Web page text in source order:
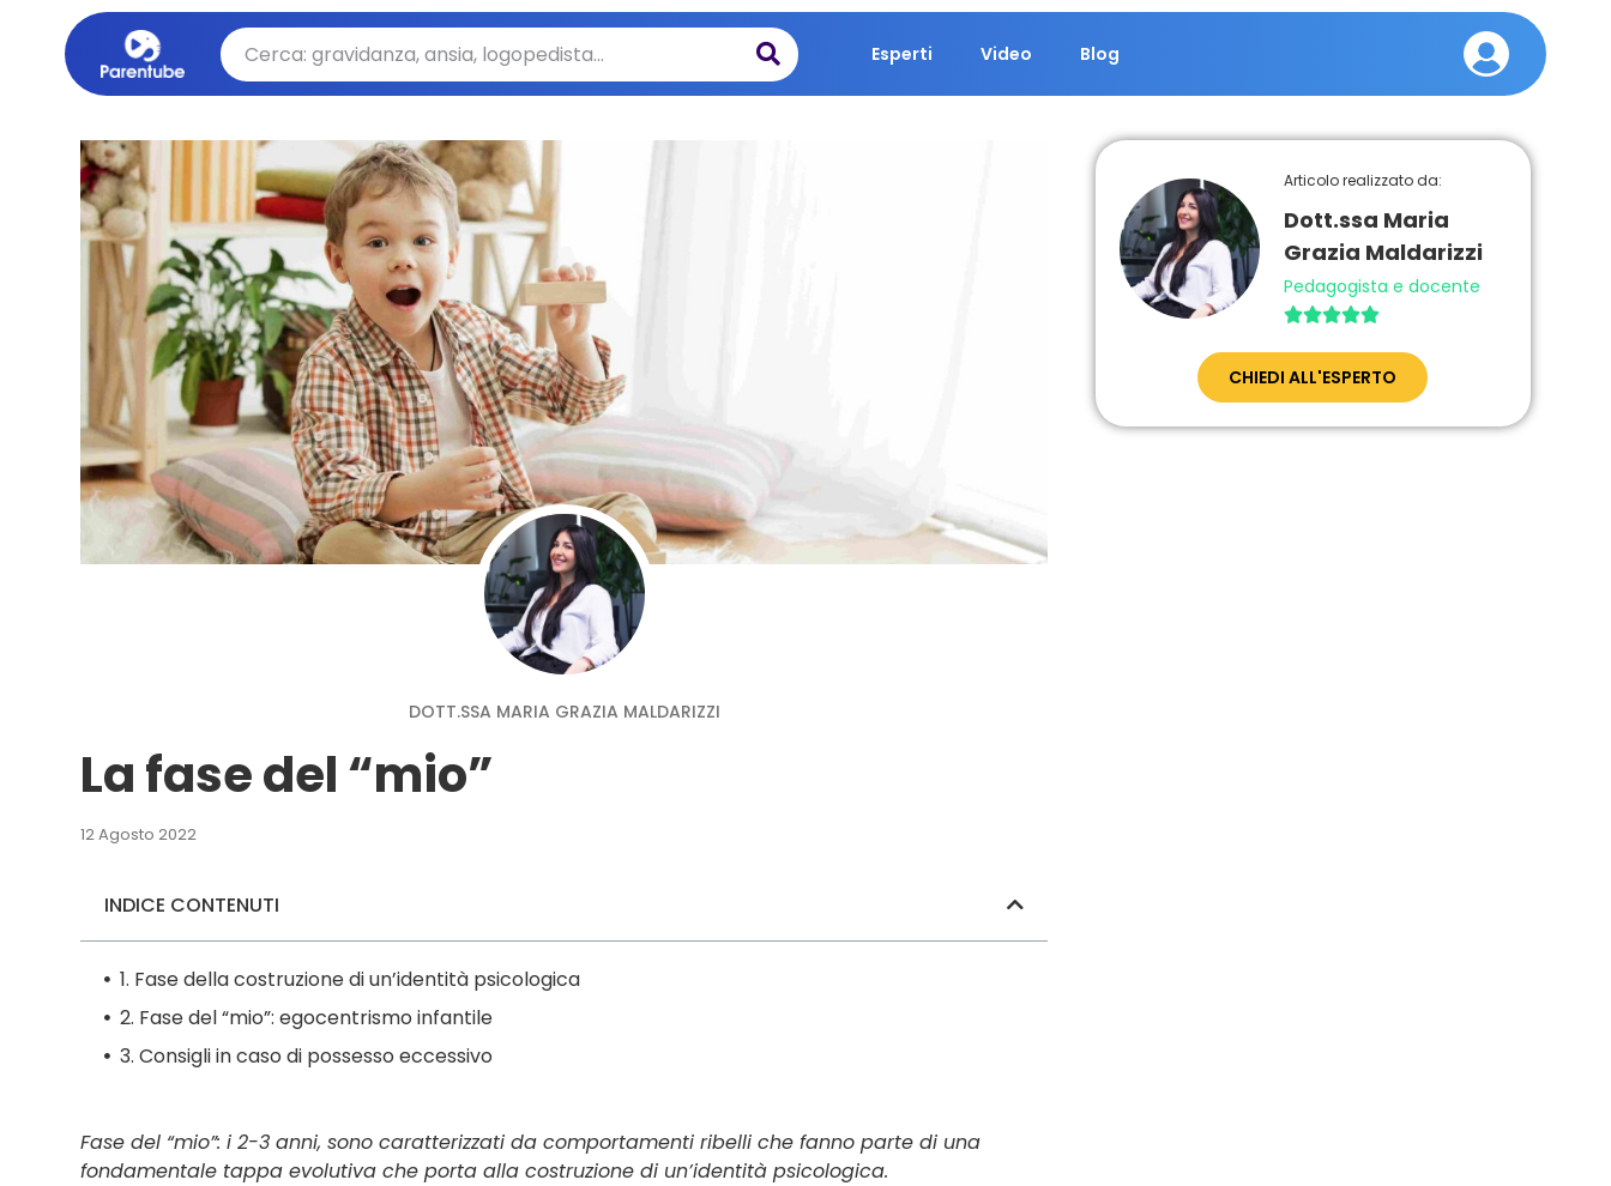
Esperti Video Blog
DOTT.SSA MARIA GRAZIA MALDARIZZI
La fase del “mio”
12 Agosto 2022
INDICE CONTENUTI
1. Fase della costruzione di un’identità psicologica
2. Fase del “mio”: egocentrismo infantile
3. Consigli in caso di possesso eccessivo
Fase del “mio”: i 2-3 anni, sono caratterizzati da comportamenti ribelli che fanno parte di una
fondamentale tappa evolutiva che porta alla costruzione di un’identità psicologica.
Articolo realizzato da:
Dott.ssa Maria
Grazia Maldarizzi
Pedagogista e docente

CHIEDI ALL'ESPERTO